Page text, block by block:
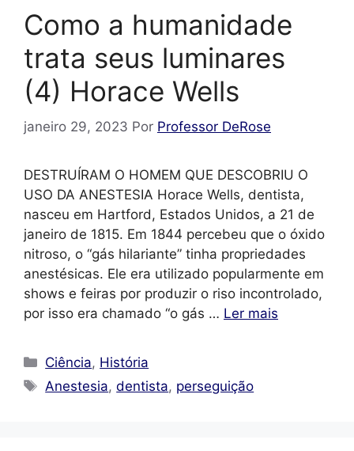
Como a humanidade
trata seus luminares
(4) Horace Wells
janeiro 29, 2023 Por Professor DeRose
DESTRUÍRAM O HOMEM QUE DESCOBRIU O
USO DA ANESTESIA Horace Wells, dentista,
nasceu em Hartford, Estados Unidos, a 21 de
janeiro de 1815. Em 1844 percebeu que o óxido
nitroso, o “gás hilariante” tinha propriedades
anestésicas. Ele era utilizado popularmente em
shows e feiras por produzir o riso incontrolado,
por isso era chamado “o gás … Ler mais
Categorias
Ciência, História
Tags
Anestesia,dentista, perseguição